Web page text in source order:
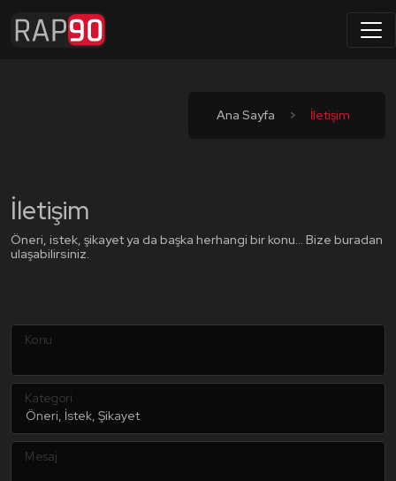
Ana Sayfa İletişim
İletişim
Öneri, istek, şikayet ya da başka herhangi bir konu... Bize buradan
ulaşabilirsiniz.
Konu
Kategori
Mesaj